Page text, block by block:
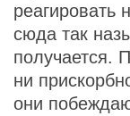
реагировать
сюда так
получается.
ни
они